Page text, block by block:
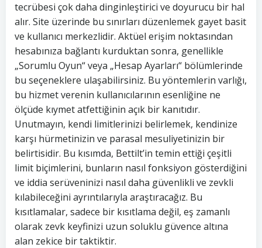
tecrübesi çok daha dinginleştirici ve doyurucu bir hal
alır. Site üzerinde bu sınırları düzenlemek gayet basit
ve kullanıcı merkezlidir. Aktüel erişim noktasından
hesabınıza bağlantı kurduktan sonra, genellikle
„Sorumlu Oyun“ veya „Hesap Ayarları“ bölümlerinde
bu seçeneklere ulaşabilirsiniz. Bu yöntemlerin varlığı,
bu hizmet verenin kullanıcılarının esenliğine ne
ölçüde kıymet atfettiğinin açık bir kanıtıdır.
Unutmayın, kendi limitlerinizi belirlemek, kendinize
karşı hürmetinizin ve parasal mesuliyetinizin bir
belirtisidir. Bu kısımda, Bettilt’in temin ettiği çeşitli
limit biçimlerini, bunların nasıl fonksiyon gösterdiğini
ve iddia serüveninizi nasıl daha güvenlikli ve zevkli
kılabileceğini ayrıntılarıyla araştıracağız. Bu
kısıtlamalar, sadece bir kısıtlama değil, eş zamanlı
olarak zevk keyfinizi uzun soluklu güvence altına
alan zekice bir taktiktir.